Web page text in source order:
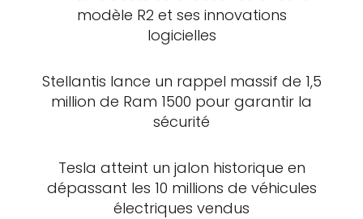
modèle R2 et ses innovations
logicielles
Stellantis lance un rappel massif de 1,5
million de Ram 1500 pour garantir la
sécurité
Tesla atteint un jalon historique en
dépassant les 10 millions de véhicules
électriques vendus